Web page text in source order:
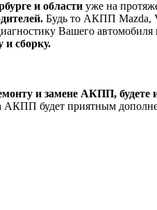
и области уже на
Будь то АКПП Mazda,
Вашего
сборку.
и замене АКПП, будете
будет приятным